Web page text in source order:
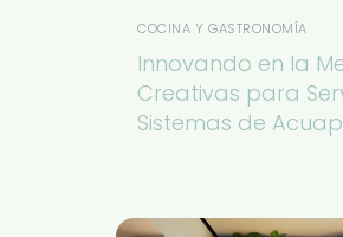
COCINA Y GASTRONOMÍA
Innovando en la
Creativas para
Sistemas de